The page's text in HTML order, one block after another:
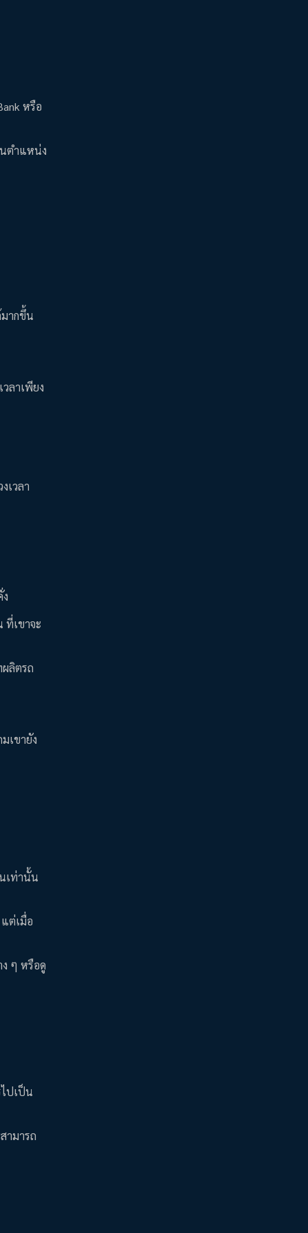
หรือ
ตำแหน่ง
มากขึ้น
ลาเพียง
เวลา
ที่เขาจะ
ผลิตรถ
เขายัง
เท่านั้น
ต่เมื่อ
ง ๆ หรือดู
ปเป็น
ามารถ